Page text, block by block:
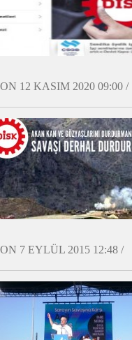
ON 12 KASIM 2020 09:00 /
ON 7 EYLÜL 2015 12:48 /